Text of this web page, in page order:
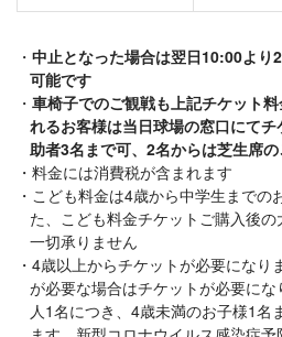
中止となった場合は翌日10:00より
可能です
車椅子でのご観戦も上記チケット
れるお客様は当日球場の窓口にて
助者3名まで可、2名からは芝生席の
料金には消費税が含まれます
こども料金は4歳から中学生までの
た、こども料金チケットご購入後
一切承りません
4歳以上からチケットが必要になり
が必要な場合はチケットが必要に
人1名につき、4歳未満のお子様1名